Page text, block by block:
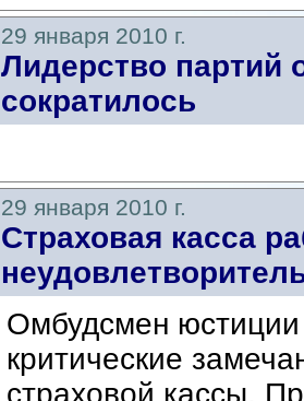
29 января 2010 г.
Лидерство партий
сократилось
29 января 2010 г.
Страховая касса
Омбудсмен
критические
страховой кассы.